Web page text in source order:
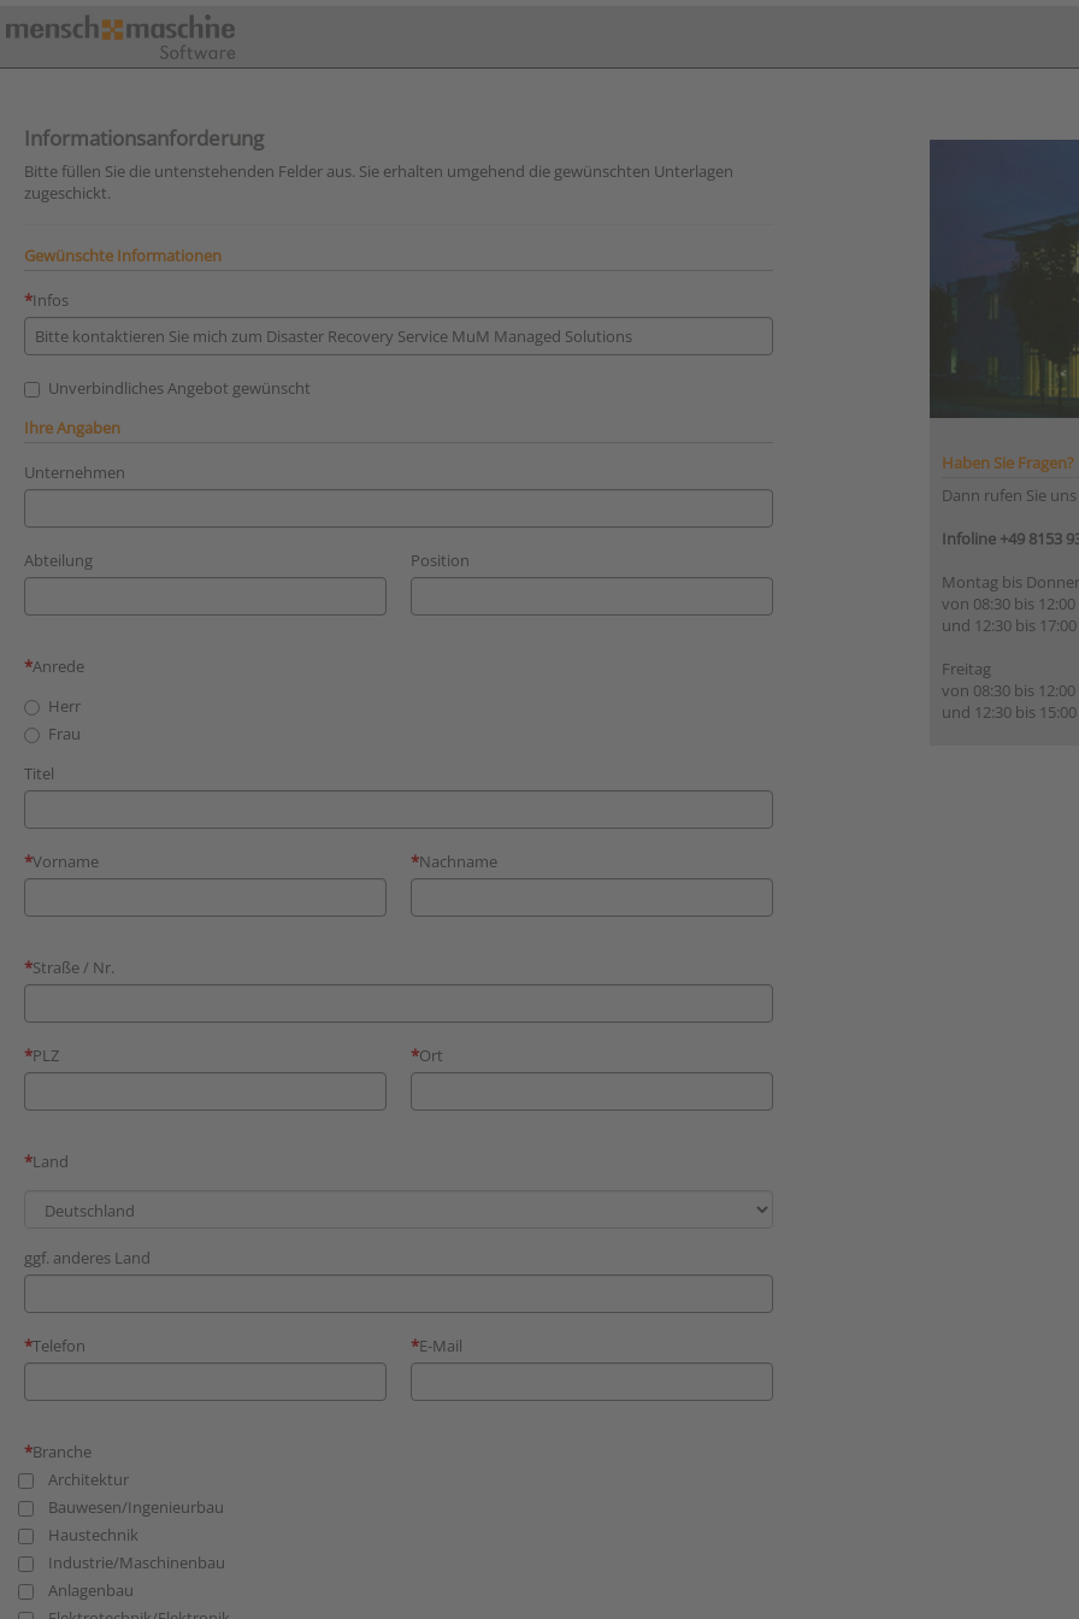
Informationsanforderung
Bitte füllen Sie die untenstehenden Felder aus. Sie erhalten umgehend die gewünschten Unterlagen
zugeschickt.
Gewünschte Informationen
Infos
Unverbindliches Angebot gewünscht
Ihre Angaben
Unternehmen
Abteilung Position
Anrede
Herr
Frau
Titel
Vorname Nachname
Straße / Nr.
PLZ Ort
Land
ggf. anderes Land
Telefon E-Mail
Branche
Architektur
Bauwesen/Ingenieurbau
Haustechnik
Industrie/Maschinenbau
Anlagenbau
Haben Sie Fragen?
Dann rufen Sie
Infoline +49 8153
Montag bis
von 08:30 bis
und 12:30 bis
Freitag
von 08:30 bis
und 12:30 bis